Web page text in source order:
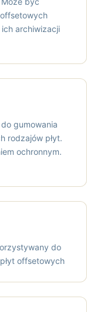
archiwizacji
gumowania
rodzajów płyt.
ochronnym.
do
offsetowych